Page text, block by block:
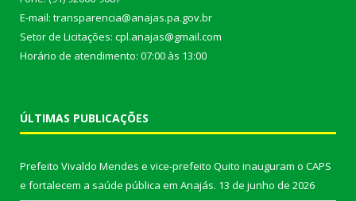
E-mail: transparencia@anajas.pa.gov.br
Setor de Licitações: cpl.anajas@gmail.com
Horário de atendimento: 07:00 às 13:00
ÚLTIMAS PUBLICAÇÕES
Prefeito Vivaldo Mendes e vice-prefeito Quito inauguram o CAPS
e fortalecem a saúde pública em Anajás. 13 de junho de 2026